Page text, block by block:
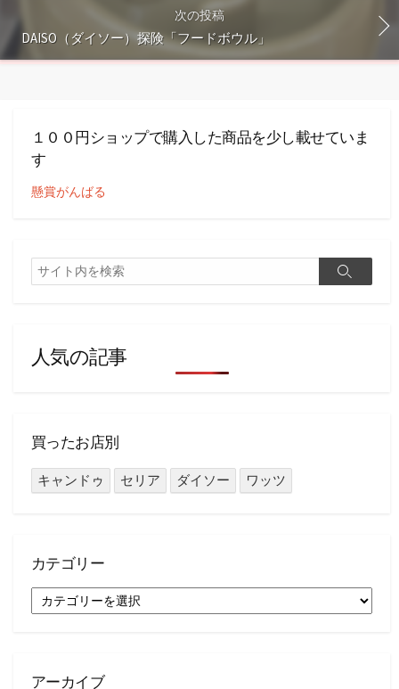
次の投稿
DAISO（ダイソー）探険「フードボウル」
１００円ショップで購入した商品を少し載せていま
す
懸賞がんばる
検
索
検
人気の記事
買ったお店別
キャンドゥ セリア ダイソー ワッツ
カテゴリー
テ
アーカイブ